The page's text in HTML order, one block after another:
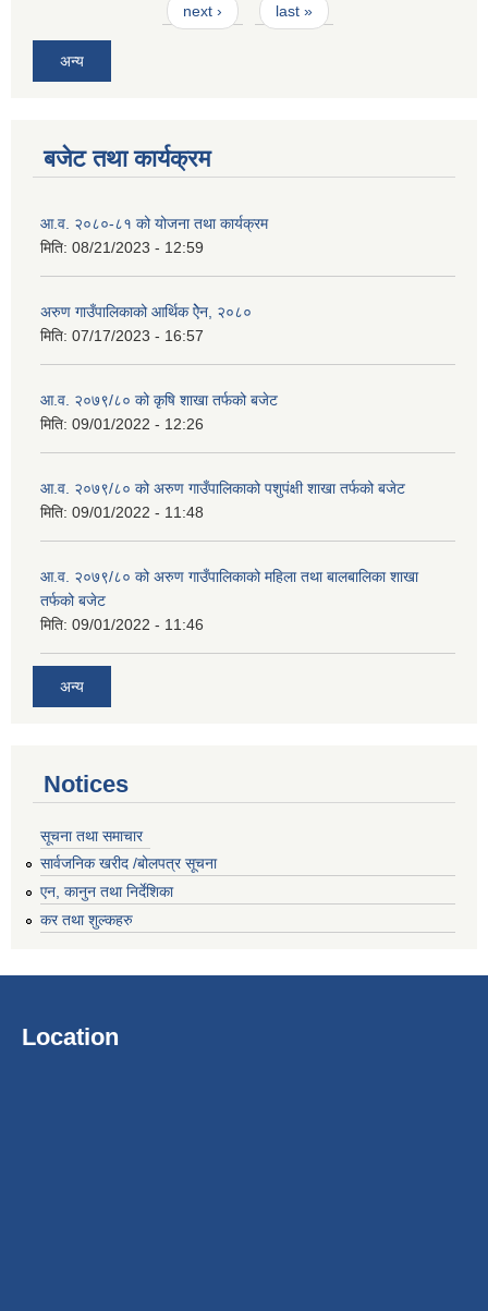
next › last »
अन्य
बजेट तथा कार्यक्रम
आ.व. २०८०-८१ को योजना तथा कार्यक्रम
मिति: 08/21/2023 - 12:59
अरुण गाउँपालिकाको आर्थिक ऐेन, २०८०
मिति: 07/17/2023 - 16:57
आ.व. २०७९/८० को कृषि शाखा तर्फको बजेट
मिति: 09/01/2022 - 12:26
आ.व. २०७९/८० को अरुण गाउँपालिकाको पशुपंक्षी शाखा तर्फको बजेट
मिति: 09/01/2022 - 11:48
आ.व. २०७९/८० को अरुण गाउँपालिकाको महिला तथा बालबालिका शाखा
तर्फको बजेट
मिति: 09/01/2022 - 11:46
अन्य
Notices
सूचना तथा समाचार
सार्वजनिक खरीद /बोलपत्र सूचना
एन, कानुन तथा निर्देशिका
कर तथा शुल्कहरु
Location